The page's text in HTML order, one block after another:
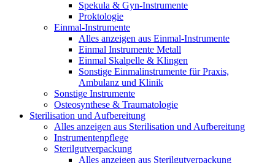
Spekula & Gyn-Instrumente
Proktologie
Einmal-Instrumente
Alles anzeigen aus Einmal-Instrumente
Einmal Instrumente Metall
Einmal Skalpelle & Klingen
Sonstige Einmalinstrumente für Praxis,
Ambulanz und Klinik
Sonstige Instrumente
Osteosynthese & Traumatologie
Sterilisation und Aufbereitung
Alles anzeigen aus Sterilisation und Aufbereitung
Instrumentenpflege
Sterilgutverpackung
Alles anzeigen aus Sterilgutverpackung